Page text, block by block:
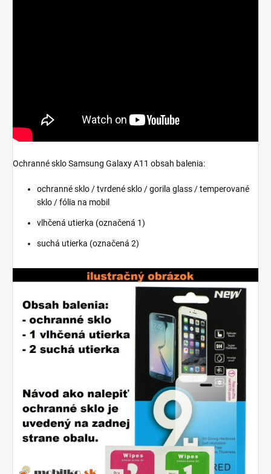
Ochranné sklo Samsung Galaxy A11 obsah balenia:
ochranné sklo / tvrdené sklo / gorila glass / temperované
sklo / fólia na mobil
vlhčená utierka (označená 1)
suchá utierka (označená 2)